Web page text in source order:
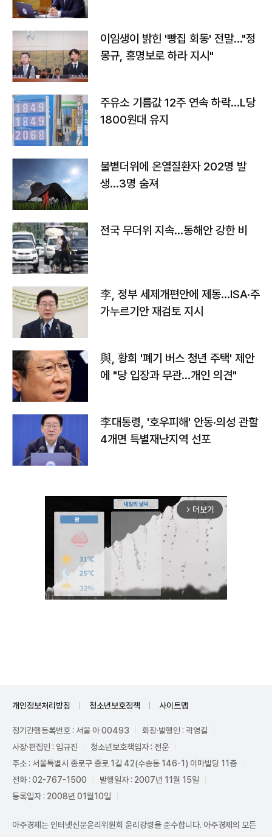
이임생이 밝힌 '빵집 회동' 전말…"정
몽규, 홍명보로 하라 지시"
주유소 기름값 12주 연속 하락…L당
1800원대 유지
불볕더위에 온열질환자 202명 발
생…3명 숨져
전국 무더위 지속…동해안 강한 비
李, 정부 세제개편안에 제동…ISA·주
가누르기안 재검토 지시
與, 황희 '폐기 버스 청년 주택' 제안
에 "당 입장과 무관…개인 의견"
李대통령, '호우피해' 안동·의성 관할
4개면 특별재난지역 선포
arrow_forward_ios 더보기
개인정보처리방침 청소년보호정책 사이트맵
정기간행등록번호 : 서울 아 00493
회장·발행인 : 곽영길
사장·편집인 : 임규진
청소년보호책임자 : 전운
주소 : 서울특별시 종로구 종로 1길 42(수송동 146-1) 이마빌딩 11층
전화 : 02-767-1500
발행일자 : 2007년 11월 15일
등록일자 : 2008년 01월10일
아주경제는 인터넷신문윤리위원회 윤리강령을 준수합니다. 아주경제의 모든